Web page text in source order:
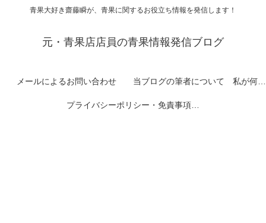
青果大好き齋藤瞬が、青果に関するお役立ち情報を発信します！
元・青果店店員の青果情報発信ブログ
メールによるお問い合わせ 当ブログの筆者について 私が何者なのかを紹介します
プライバシーポリシー・免責事項など